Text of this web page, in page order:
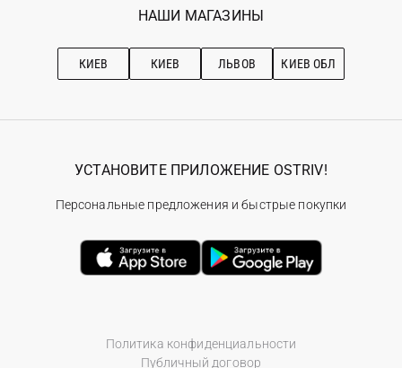
Ostriv Club+
Наши магазини
Рекомендации по уходу
НАШИ МАГАЗИНЫ
КИЕВ КИЕВ ЛЬВОВ КИЕВ ОБЛ
Политика конфиденциальности
Публичный договор
УСТАНОВИТЕ ПРИЛОЖЕНИЕ OSTRIV!
Персональные предложения и быстрые покупки